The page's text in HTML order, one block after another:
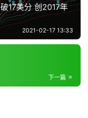
17美分 创2017年
2021-02-17 13:33
下一篇